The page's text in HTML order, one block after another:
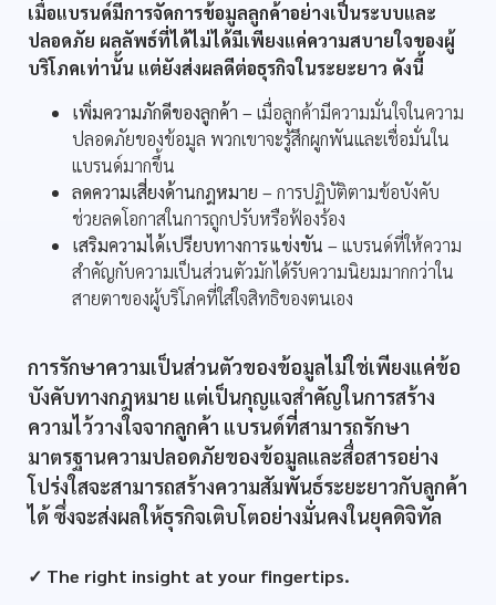
เมื่อแบรนด์มีการจัดการข้อมูลลูกค้าอย่างเป็นระบบและ
ปลอดภัย ผลลัพธ์ที่ได้ไม่ได้มีเพียงแค่ความสบายใจของผู้
บริโภคเท่านั้น แต่ยังส่งผลดีต่อธุรกิจในระยะยาว ดังนี้
เพิ่มความภักดีของลูกค้า – เมื่อลูกค้ามีความมั่นใจในความ
ปลอดภัยของข้อมูล พวกเขาจะรู้สึกผูกพันและเชื่อมั่นใน
แบรนด์มากขึ้น
ลดความเสี่ยงด้านกฎหมาย – การปฏิบัติตามข้อบังคับ
ช่วยลดโอกาสในการถูกปรับหรือฟ้องร้อง
เสริมความได้เปรียบทางการแข่งขัน – แบรนด์ที่ให้ความ
สำคัญกับความเป็นส่วนตัวมักได้รับความนิยมมากกว่าใน
สายตาของผู้บริโภคที่ใส่ใจสิทธิของตนเอง
การรักษาความเป็นส่วนตัวของข้อมูลไม่ใช่เพียงแค่ข้อ
บังคับทางกฎหมาย แต่เป็นกุญแจสำคัญในการสร้าง
ความไว้วางใจจากลูกค้า แบรนด์ที่สามารถรักษา
มาตรฐานความปลอดภัยของข้อมูลและสื่อสารอย่าง
โปร่งใสจะสามารถสร้างความสัมพันธ์ระยะยาวกับลูกค้า
ได้ ซึ่งจะส่งผลให้ธุรกิจเติบโตอย่างมั่นคงในยุคดิจิทัล
✓ The right insight at your fingertips.